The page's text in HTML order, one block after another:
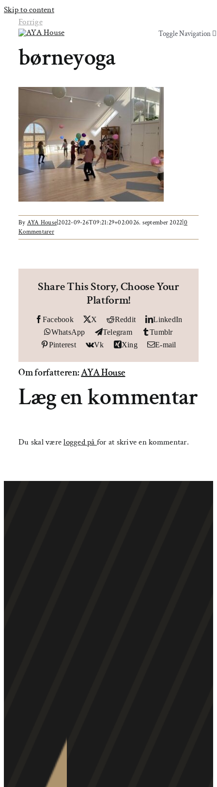
Skip to content
Toggle Navigation
Yoga & Bevægelse
Behandling
Events
Uddannelser & kurser
Lokaler
Om AYA House
Toggle Navigation
Yoga & Bevægelse
Behandling
Events
Uddannelser & kurser
Lokaler
Om AYA House
Forrige
børneyoga
By AYA House|2022-09-26T09:21:29+02:0026. september 2022 0
Kommentarer
Share This Story, Choose Your
Platform!
Facebook X Reddit
LinkedIn
WhatsApp
Telegram
Tumblr
Pinterest
Vk Xing E-mail
Om forfatteren:AYA House
Læg en kommentar
Du skal værelogged på for at skrive en kommentar.